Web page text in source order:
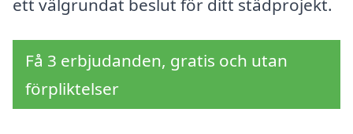
ett välgrundat beslut för ditt städprojekt.
Få 3 erbjudanden, gratis och utan
förpliktelser